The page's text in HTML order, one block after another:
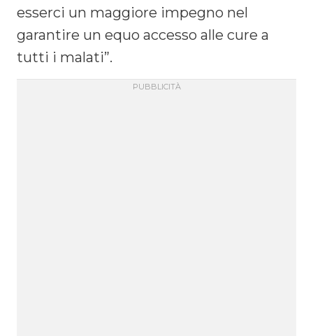
esserci un maggiore impegno nel
garantire un equo accesso alle cure a
tutti i malati”.